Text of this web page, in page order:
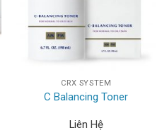
CRX SYSTEM
C Balancing Toner
Liên Hệ